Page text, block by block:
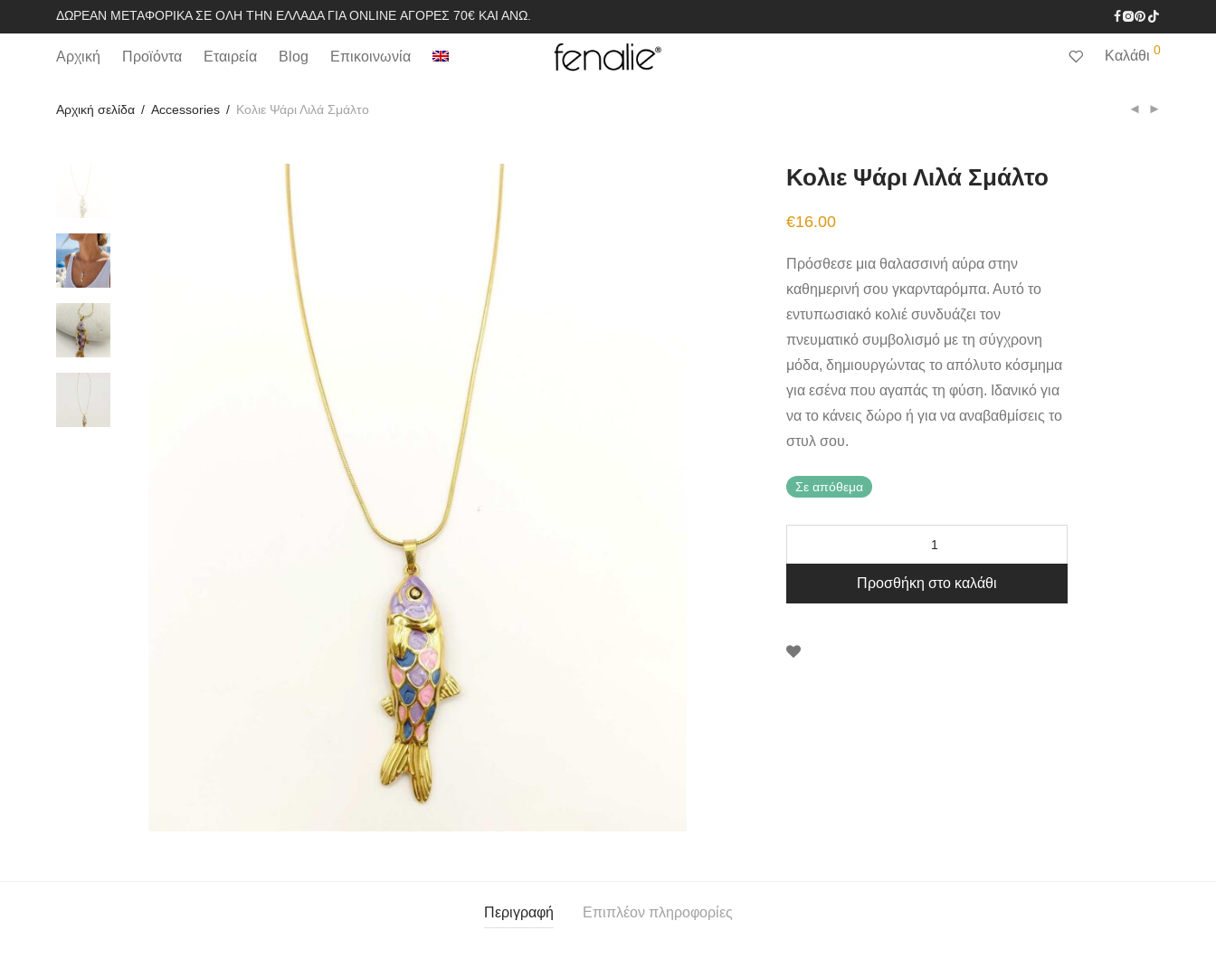
ΔΩΡΕΆΝ ΜΕΤΑΦΟΡΙΚΆ ΣΕ ΌΛΗ ΤΗΝ ΕΛΛΆΔΑ ΓΙΑ ONLINE ΑΓΟΡΈΣ 70€ ΚΑΙ ΆΝΩ.
Αρχική Προϊόντα Εταιρεία Blog Επικοινωνία Καλάθι 0
Αρχική σελίδα / Accessories / Κολιε Ψάρι Λιλά Σμάλτο
Κολιε Ψάρι Λιλά Σμάλτο
€16.00
Πρόσθεσε μια θαλασσινή αύρα στην
καθημερινή σου γκαρνταρόμπα. Αυτό το
εντυπωσιακό κολιέ συνδυάζει τον
πνευματικό συμβολισμό με τη σύγχρονη
μόδα, δημιουργώντας το απόλυτο κόσμημα
για εσένα που αγαπάς τη φύση. Ιδανικό για
να το κάνεις δώρο ή για να αναβαθμίσεις το
στυλ σου.
Σε απόθεμα
Προσθήκη στο καλάθι
Περιγραφή Επιπλέον πληροφορίες